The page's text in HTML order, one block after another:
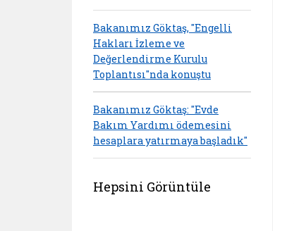
Bakanımız Göktaş, "Engelli
Hakları İzleme ve
Değerlendirme Kurulu
Toplantısı"nda konuştu
Bakanımız Göktaş: "Evde
Bakım Yardımı ödemesini
hesaplara yatırmaya başladık"
Hepsini Görüntüle